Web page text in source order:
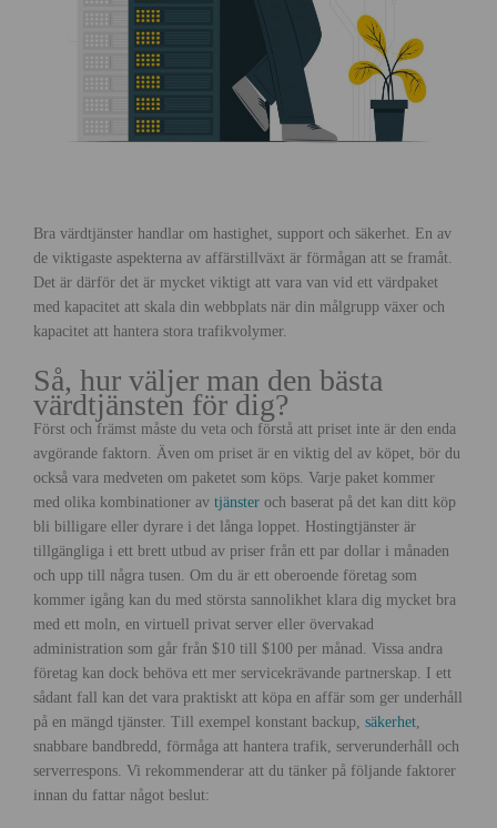
Bra värdtjänster handlar om hastighet, support och säkerhet. En av
de viktigaste aspekterna av affärstillväxt är förmågan att se framåt.
Det är därför det är mycket viktigt att vara van vid ett värdpaket
med kapacitet att skala din webbplats när din målgrupp växer och
kapacitet att hantera stora trafikvolymer.
Så, hur väljer man den bästa
värdtjänsten för dig?
Först och främst måste du veta och förstå att priset inte är den enda
avgörande faktorn. Även om priset är en viktig del av köpet, bör du
också vara medveten om paketet som köps. Varje paket kommer
med olika kombinationer av tjänster och baserat på det kan ditt köp
bli billigare eller dyrare i det långa loppet. Hostingtjänster är
tillgängliga i ett brett utbud av priser från ett par dollar i månaden
och upp till några tusen. Om du är ett oberoende företag som
kommer igång kan du med största sannolikhet klara dig mycket bra
med ett moln, en virtuell privat server eller övervakad
administration som går från $10 till $100 per månad. Vissa andra
företag kan dock behöva ett mer servicekrävande partnerskap. I ett
sådant fall kan det vara praktiskt att köpa en affär som ger underhåll
på en mängd tjänster. Till exempel konstant backup, säkerhet
snabbare bandbredd, förmåga att hantera trafik, serverunderhåll och
serverrespons. Vi rekommenderar att du tänker på följande faktorer
innan du fattar något beslut: